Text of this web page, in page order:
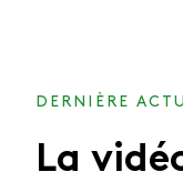
DERNIÈRE
La